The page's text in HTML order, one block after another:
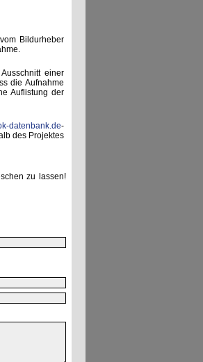
Bildurheber
einer
die Aufnahme
Auflistung der
datenbank.de-
des Projektes
zu lassen!